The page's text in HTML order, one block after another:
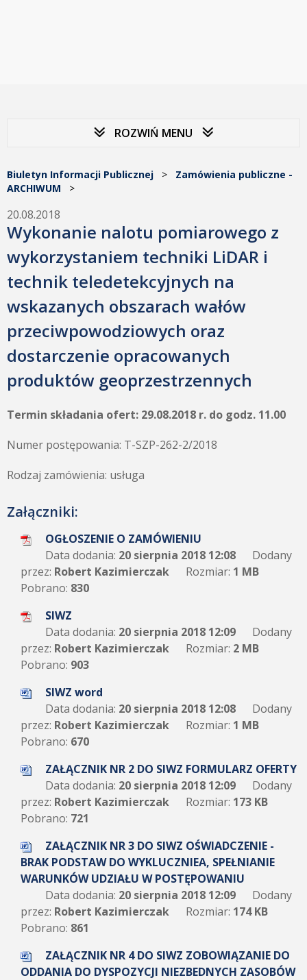
ROZWIŃ MENU
Biuletyn Informacji Publicznej > Zamówienia publiczne -
ARCHIWUM >
20.08.2018
Wykonanie nalotu pomiarowego z
wykorzystaniem techniki LiDAR i
technik teledetekcyjnych na
wskazanych obszarach wałów
przeciwpowodziowych oraz
dostarczenie opracowanych
produktów geoprzestrzennych
Termin składania ofert: 29.08.2018 r. do godz. 11.00
Numer postępowania: T-SZP-262-2/2018
Rodzaj zamówienia: usługa
Załączniki:
OGŁOSZENIE O ZAMÓWIENIU
Data dodania: 20 sierpnia 2018 12:08
Dodany
przez: Robert Kazimierczak Rozmiar: 1 MB
Pobrano: 830
SIWZ
Data dodania: 20 sierpnia 2018 12:09
Dodany
przez: Robert Kazimierczak Rozmiar: 2 MB
Pobrano: 903
SIWZ word
Data dodania: 20 sierpnia 2018 12:08
Dodany
przez: Robert Kazimierczak Rozmiar: 1 MB
Pobrano: 670
ZAŁĄCZNIK NR 2 DO SIWZ FORMULARZ OFERTY
Data dodania: 20 sierpnia 2018 12:09
Dodany
przez: Robert Kazimierczak Rozmiar: 173 KB
Pobrano: 721
ZAŁĄCZNIK NR 3 DO SIWZ OŚWIADCZENIE -
BRAK PODSTAW DO WYKLUCZNIEA, SPEŁNIANIE
WARUNKÓW UDZIAŁU W POSTĘPOWANIU
Data dodania: 20 sierpnia 2018 12:09
Dodany
przez: Robert Kazimierczak Rozmiar: 174 KB
Pobrano: 861
ZAŁĄCZNIK NR 4 DO SIWZ ZOBOWIĄZANIE DO
ODDANIA DO DYSPOZYCJI NIEZBEDNYCH ZASOBÓW